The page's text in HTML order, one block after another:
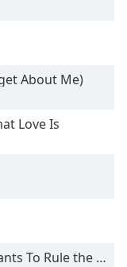
About Me)
Love Is
To Rule the World